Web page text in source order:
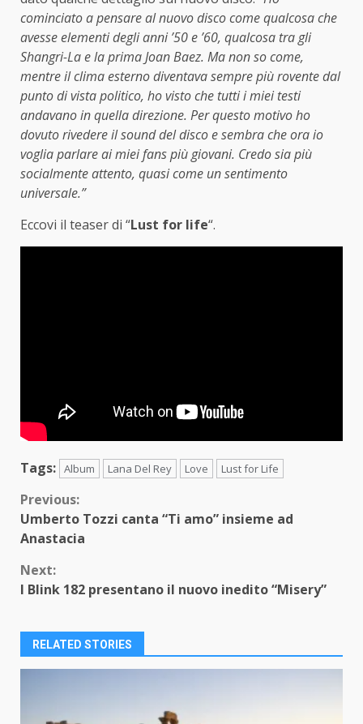
cominciato a pensare al nuovo disco come qualcosa che
avesse elementi degli anni ’50 e ’60, qualcosa tra gli
Shangri-La e la prima Joan Baez. Ma non so come,
mentre il clima esterno diventava sempre più rovente dal
punto di vista politico, ho visto che tutti i miei testi
andavano in quella direzione. Per questo motivo ho
dovuto rivedere il sound del disco e sembra che ora io
voglia parlare ai miei fans più giovani. Credo sia più
socialmente attento, quasi come un sentimento
universale.”
Eccovi il teaser di “Lust for life“.
Tags: Album Lana Del Rey Love Lust for Life
Continue
Reading
Previous:
Umberto Tozzi canta “Ti amo” insieme ad
Anastacia
Next:
I Blink 182 presentano il nuovo inedito “Misery”
RELATED STORIES